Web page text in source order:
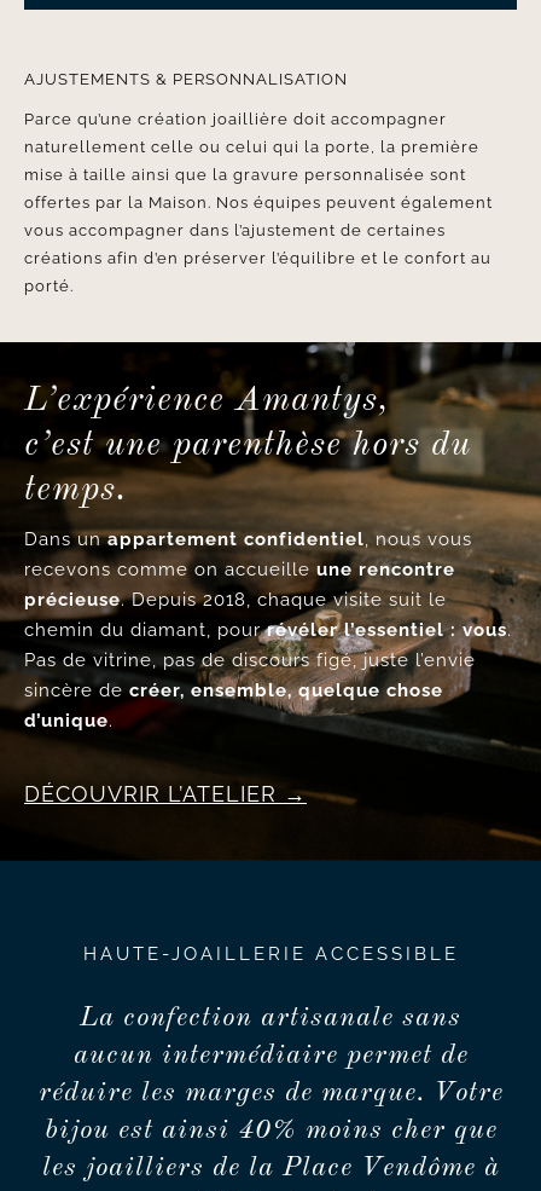
AJUSTEMENTS & PERSONNALISATION
Parce qu’une création joaillière doit accompagner
naturellement celle ou celui qui la porte, la première
mise à taille ainsi que la gravure personnalisée sont
offertes par la Maison. Nos équipes peuvent également
vous accompagner dans l’ajustement de certaines
créations afin d’en préserver l’équilibre et le confort au
porté.
L’expérience Amantys,
c’est une parenthèse hors du
temps.
Dans unappartement confidentiel, nous vous
recevons comme on accueille une rencontre
précieuse. Depuis 2018, chaque visite suit le
chemin du diamant, pourrévéler l’essentiel : vous.
Pas de vitrine, pas de discours figé, juste l’envie
sincère de créer, ensemble, quelque chose
d’unique.
DÉCOUVRIR L’ATELIER
HAUTE-JOAILLERIE ACCESSIBLE
La confection artisanale sans
aucun intermédiaire permet de
réduire les marges de marque. Votre
bijou est ainsi 40% moins cher que
les joailliers de la Place Vendôme à